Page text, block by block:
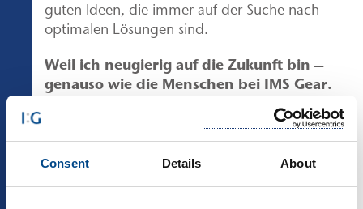
Consent Details About
guten Ideen, die immer auf der Suche nach
optimalen Lösungen sind.
Weil ich neugierig auf die Zukunft bin –
genauso wie die Menschen bei IMS Gear.
Aufgabeninhalte